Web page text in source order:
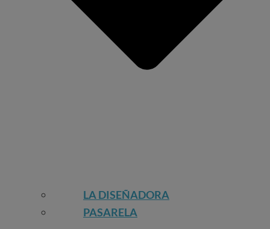
LA DISEÑADORA
PASARELA